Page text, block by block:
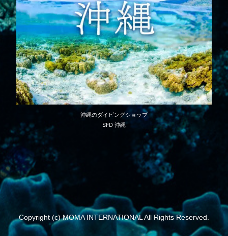
沖縄のダイビングショップ
SFD 沖縄
Copyright (c) MOMA INTERNATIONAL All Rights Reserved.